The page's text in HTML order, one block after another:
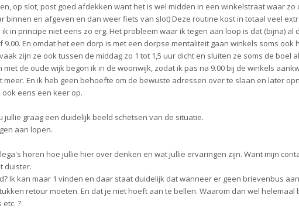
op slot, post goed afdekken want het is wel midden in een winkelstraat waar zo
binnen en afgeven en dan weer fiets van slot) Deze routine kost in totaal veel
in principe niet eens zo erg. Het probleem waar ik tegen aan loop is dat (bijna) al
En omdat het een dorp is met een dorpse mentaliteit gaan winkels soms ook
zijn ze ook tussen de middag zo 1 tot 1,5 uur dicht en sluiten ze soms de boel al
met de oude wijk begon ik in de woonwijk, zodat ik pas na 9.00 bij de winkels
meer. En ik heb geen behoefte om de bewuste adressen over te slaan en later
eens een keer op.
jullie graag een duidelijk beeld schetsen van de situatie.
aan lopen.
horen hoe jullie hier over denken en wat jullie ervaringen zijn. Want mijn
duister.
Ik kan maar 1 vinden en daar staat duidelijk dat wanneer er geen brievenbus
retour moeten. En dat je niet hoeft aan te bellen. Waarom dan wel helemaal
?